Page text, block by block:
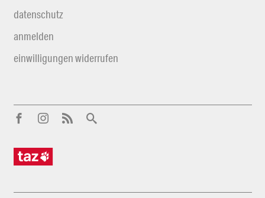
datenschutz
anmelden
einwilligungen widerrufen